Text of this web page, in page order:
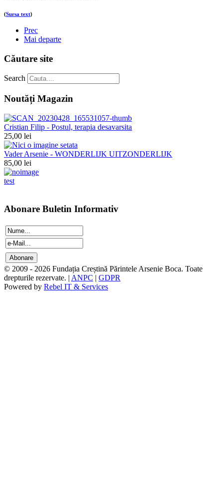
(Sursa text)
Prec
Mai departe
Căutare site
Search
Noutăți Magazin
Cristian Filip - Postul, terapia desavarsita
25,00 lei
Vader Arsenie - WONDERLIJK UITZONDERLIJK
85,00 lei
test
Abonare Buletin Informativ
© 2009 - 2026 Fundația Creștină Părintele Arsenie Boca. Toate
drepturile rezervate. | ANPC | GDPR
Powered by Rebel IT & Services